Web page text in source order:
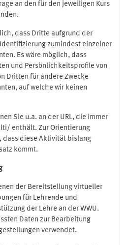
an den für den jeweiligen Kurs
dass Dritte aufgrund der
zumindest einzelner
Es wäre möglich, dass
und Persönlichkeitsprofile von
Dritten für andere Zwecke
auf welche wir keinen
Sie u.a. an der URL, die immer
enthält. Zur Orientierung
dass diese Aktivität bislang
kommt.
der Bereitstellung virtueller
für Lehrende und
der Lehre an der WWU.
Daten zur Bearbeitung
verwendet.